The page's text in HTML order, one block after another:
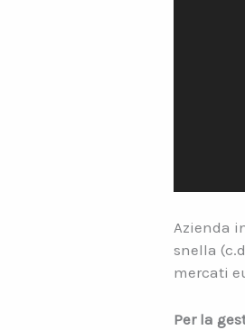
Azienda
snella
mercati
Per la